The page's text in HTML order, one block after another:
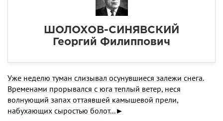
ШОЛОХОВ-СИНЯВСКИЙ
Георгий Филиппович
Уже неделю туман слизывал осунувшиеся залежи снега.
Временами прорывался с юга теплый ветер, неся
волнующий запах оттаявшей камышевой прели,
набухающих сыростью болот...►